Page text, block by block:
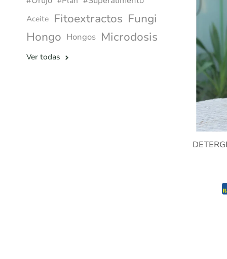
Aceite Fitoextractos Fungi
Hongo Hongos Microdosis
Ver todas